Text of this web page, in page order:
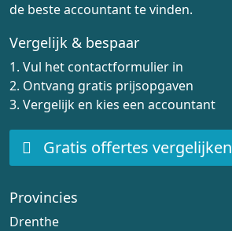
de beste accountant te vinden.
Vergelijk & bespaar
1. Vul het contactformulier in
2. Ontvang gratis prijsopgaven
3. Vergelijk en kies een accountant
Gratis offertes vergelijken
Provincies
Drenthe